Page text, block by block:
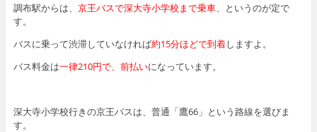
調布駅からは、 京王バスで深大寺小学校まで乗車、というのが定で
す。
バスに乗って渋滞していなければ約15分ほどで到着しますよ。
バス料金は一律210円で、前払いになっています。
深大寺小学校行きの京王バスは、普通「鷹66」という路線を選びま
す。